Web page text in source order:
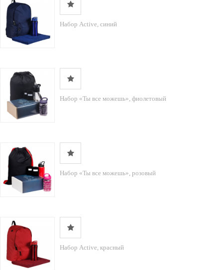
Набор Active, синий
Набор «Ты все можешь», фиолетовый
Набор «Ты все можешь», розовый
Набор Active, красный